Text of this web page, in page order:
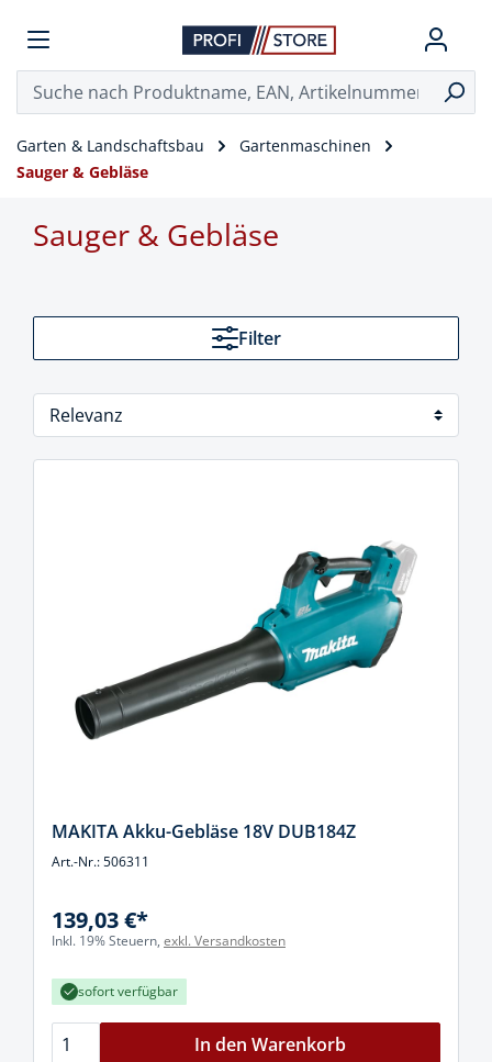
Garten & Landschaftsbau
Gartenmaschinen
Sauger & Gebläse
Sauger & Gebläse
Filter
MAKITA Akku-Gebläse 18V DUB184Z
Art.-Nr.: 506311
139,03 €*
Inkl. 19% Steuern, exkl. Versandkosten
sofort verfügbar
In den Warenkorb